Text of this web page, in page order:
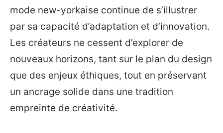
mode new-yorkaise continue de s’illustrer
par sa capacité d’adaptation et d’innovation.
Les créateurs ne cessent d’explorer de
nouveaux horizons, tant sur le plan du design
que des enjeux éthiques, tout en préservant
un ancrage solide dans une tradition
empreinte de créativité.